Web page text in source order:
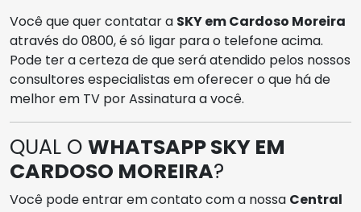
Você que quer contatar a SKY em Cardoso Moreira
através do 0800, é só ligar para o telefone acima.
Pode ter a certeza de que será atendido pelos nossos
consultores especialistas em oferecer o que há de
melhor em TV por Assinatura a você.
QUAL O WHATSAPP SKY EM
CARDOSO MOREIRA?
Você pode entrar em contato com a nossa Central